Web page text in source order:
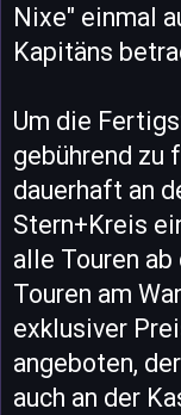
Nixe" einmal
Kapitäns
Um die
gebührend zu
dauerhaft an
Stern+Kreis
alle Touren
Touren am
exklusiver
angeboten,
auch an der